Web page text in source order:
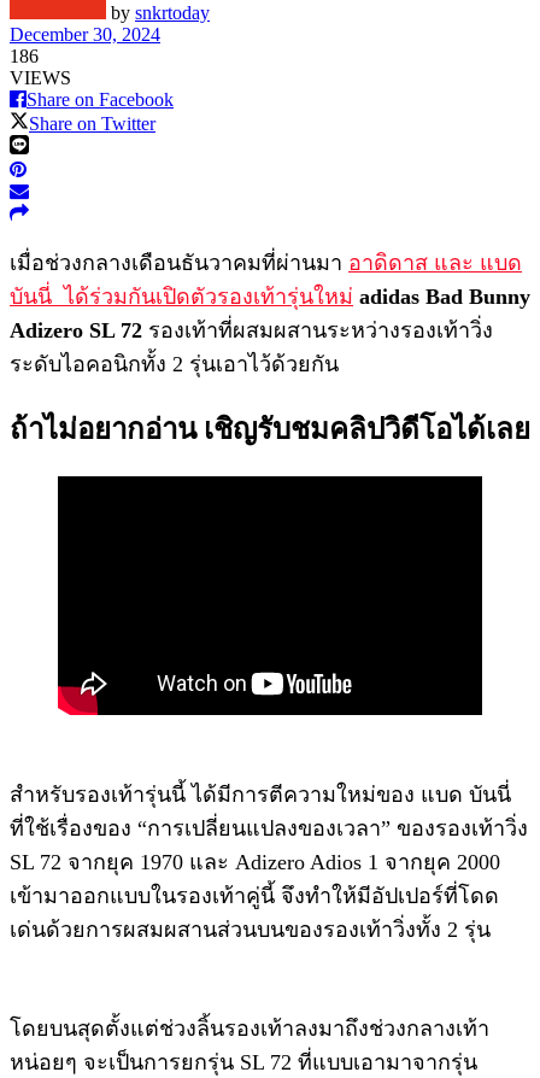
by snkrtoday
December 30, 2024
186
VIEWS
Share on Facebook
Share on Twitter
เมื่อช่วงกลางเดือนธันวาคมที่ผ่านมา อาดิดาส และ แบด
บันนี่ ได้ร่วมกันเปิดตัวรองเท้ารุ่นใหม่ adidas Bad Bunny
Adizero SL 72 รองเท้าที่ผสมผสานระหว่างรองเท้าวิ่ง
ระดับไอคอนิกทั้ง 2 รุ่นเอาไว้ด้วยกัน
ถ้าไม่อยากอ่าน เชิญรับชมคลิปวิดีโอได้เลย
สำหรับรองเท้ารุ่นนี้ ได้มีการตีความใหม่ของ แบด บันนี่
ที่ใช้เรื่องของ “การเปลี่ยนแปลงของเวลา” ของรองเท้าวิ่ง
SL 72 จากยุค 1970 และ Adizero Adios 1 จากยุค 2000
เข้ามาออกแบบในรองเท้าคู่นี้ จึงทำให้มีอัปเปอร์ที่โดด
เด่นด้วยการผสมผสานส่วนบนของรองเท้าวิ่งทั้ง 2 รุ่น
โดยบนสุดตั้งแต่ช่วงลิ้นรองเท้าลงมาถึงช่วงกลางเท้า
หน่อยๆ จะเป็นการยกรุ่น SL 72 ที่แบบเอามาจากรุ่น